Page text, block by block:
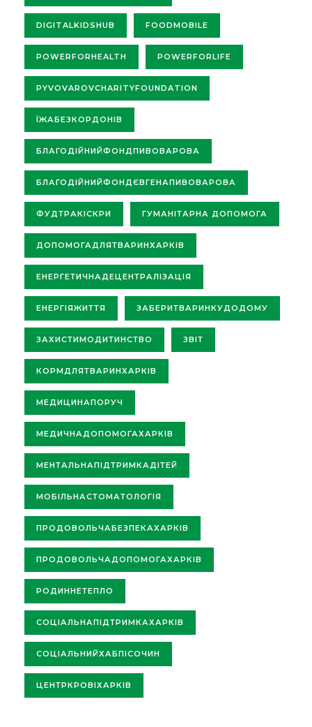
DIGITALKIDSHUB FOODMOBILE
POWERFORHEALTH POWERFORLIFE
PYVOVAROVCHARITYFOUNDATION
ЇЖАБЕЗКОРДОНІВ
БЛАГОДІЙНИЙФОНДПИВОВАРОВА
БЛАГОДІЙНИЙФОНДЄВГЕНАПИВОВАРОВА
ФУДТРАКІСКРИ ГУМАНІТАРНА ДОПОМОГА
ДОПОМОГАДЛЯТВАРИНХАРКІВ
ЕНЕРГЕТИЧНАДЕЦЕНТРАЛІЗАЦІЯ
ЕНЕРГІЯЖИТТЯ ЗАБЕРИТВАРИНКУДОДОМУ
ЗАХИСТИМОДИТИНСТВО ЗВІТ
КОРМДЛЯТВАРИНХАРКІВ
МЕДИЦИНАПОРУЧ
МЕДИЧНАДОПОМОГАХАРКІВ
МЕНТАЛЬНАПІДТРИМКАДІТЕЙ
МОБІЛЬНАСТОМАТОЛОГІЯ
ПРОДОВОЛЬЧАБЕЗПЕКАХАРКІВ
ПРОДОВОЛЬЧАДОПОМОГАХАРКІВ
РОДИННЕТЕПЛО
СОЦІАЛЬНАПІДТРИМКАХАРКІВ
СОЦІАЛЬНИЙХАБПІСОЧИН
ЦЕНТРКРОВІХАРКІВ